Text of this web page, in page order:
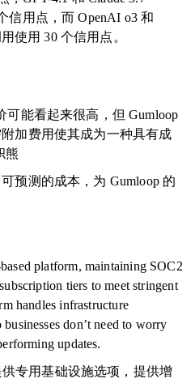
信用点，而 OpenAI o3 和
使用 30 个信用点。
可能看起来很高，但 Gumloop
加费用使其成为一种具有成
熊
预测的成本，为 Gumloop 的
platform, maintaining SOC2
tiers to meet stringent
handles infrastructure
don’t need to worry
updates.
专用基础设施选项，提供增